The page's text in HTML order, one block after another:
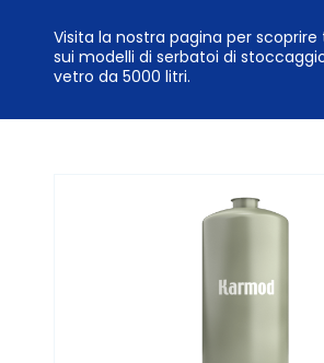
Visita la nostra pagina per
sui modelli di serbatoi di
vetro da 5000 litri.